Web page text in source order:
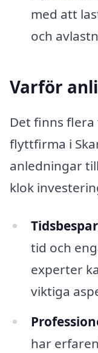
med att
och
Varför
Det finns
flyttfirma i
anledningar
klok
tid och
experter
viktiga
har